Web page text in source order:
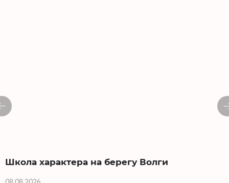
Школа характера на берегу Волги